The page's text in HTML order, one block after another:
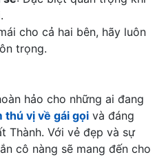
cho cả hai bên, hãy luôn
trọng.
hảo cho những ai đang
thú vị về gái gọi và đáng
Thành. Với vẻ đẹp và sự
cô nàng sẽ mang đến cho